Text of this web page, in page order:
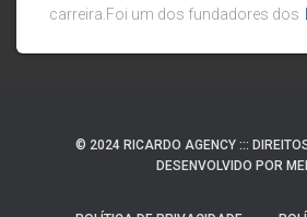
carreira.Foi um dos fundadores dos
© 2024 RICARDO AGENCY :::
DESENVOLVIDO POR